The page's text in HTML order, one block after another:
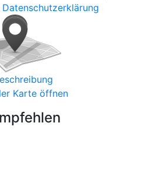
Datenschutzerklärung
Karte öffnen